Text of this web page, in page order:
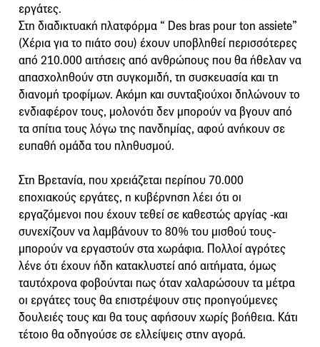
εργάτες.
Στη διαδικτυακή πλατφόρμα “ Des bras pour ton assiete”
(Χέρια για το πιάτο σου) έχουν υποβληθεί περισσότερες
από 210.000 αιτήσεις από ανθρώπους που θα ήθελαν να
απασχοληθούν στη συγκομιδή, τη συσκευασία και τη
διανομή τροφίμων. Ακόμη και συνταξιούχοι δηλώνουν το
ενδιαφέρον τους, μολονότι δεν μπορούν να βγουν από
τα σπίτια τους λόγω της πανδημίας, αφού ανήκουν σε
ευπαθή ομάδα του πληθυσμού.
Στη Βρετανία, που χρειάζεται περίπου 70.000
εποχιακούς εργάτες, η κυβέρνηση λέει ότι οι
εργαζόμενοι που έχουν τεθεί σε καθεστώς αργίας -και
συνεχίζουν να λαμβάνουν το 80% του μισθού τους-
μπορούν να εργαστούν στα χωράφια. Πολλοί αγρότες
λένε ότι έχουν ήδη κατακλυστεί από αιτήματα, όμως
ταυτόχρονα φοβούνται πως όταν χαλαρώσουν τα μέτρα
οι εργάτες τους θα επιστρέψουν στις προηγούμενες
δουλειές τους και θα τους αφήσουν χωρίς βοήθεια. Κάτι
τέτοιο θα οδηγούσε σε ελλείψεις στην αγορά.